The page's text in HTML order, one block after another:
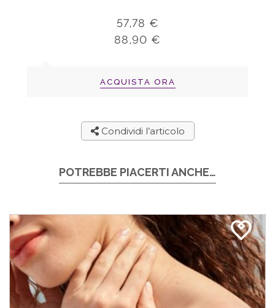
57,78 €
88,90 €
ACQUISTA ORA
Condividi l’articolo
POTREBBE PIACERTI ANCHE…